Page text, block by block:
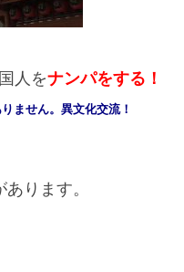
人をナンパをする！
ません。異文化交流！
あります。